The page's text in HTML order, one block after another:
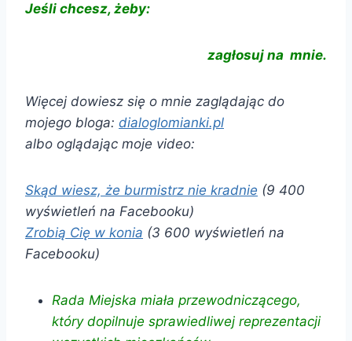
Jeśli chcesz, żeby:
zagłosuj na mnie.
Więcej dowiesz się o mnie zaglądając do
mojego bloga: dialoglomianki.pl
albo oglądając moje video:
Skąd wiesz, że burmistrz nie kradnie (9 400
wyświetleń na Facebooku)
Zrobią Cię w konia (3 600 wyświetleń na
Facebooku)
Rada Miejska miała przewodniczącego,
który dopilnuje sprawiedliwej reprezentacji